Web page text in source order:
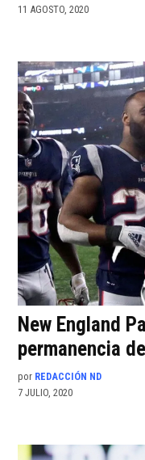
11 AGOSTO, 2020
New England
permanencia
por REDACCIÓN ND
7 JULIO, 2020